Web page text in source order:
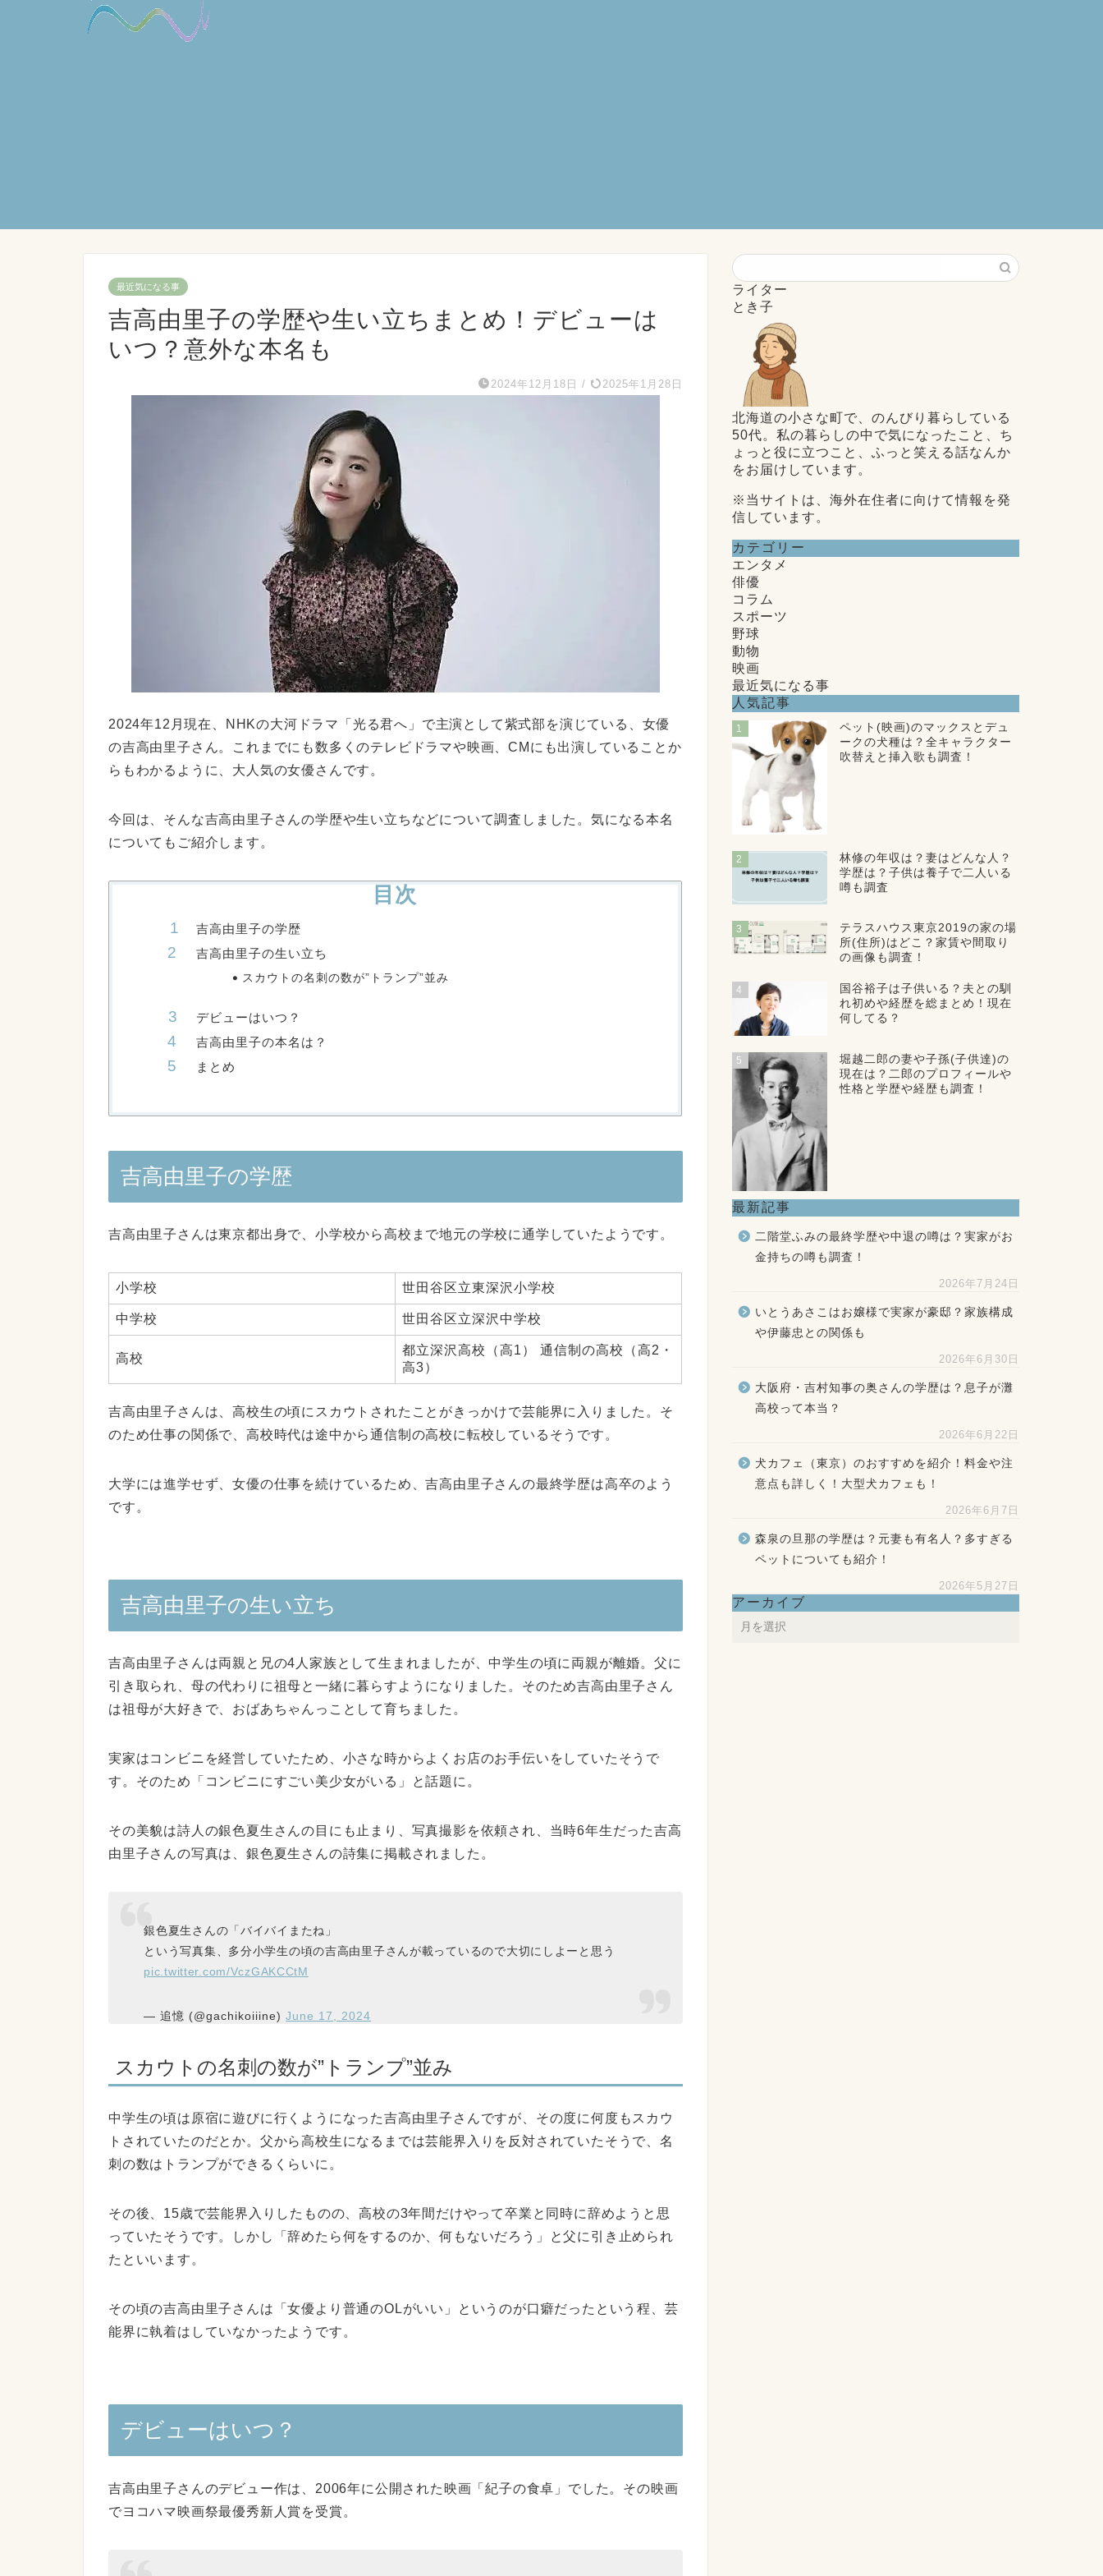
最近気になる事
吉高由里子の学歴や生い立ちまとめ！デビューは
いつ？意外な本名も
2024年12月18日 / 2025年1月28日
2024年12月現在、NHKの大河ドラマ「光る君へ」で主演として紫式部を演じている、女優
の吉高由里子さん。これまでにも数多くのテレビドラマや映画、CMにも出演していることか
らもわかるように、大人気の女優さんです。
今回は、そんな吉高由里子さんの学歴や生い立ちなどについて調査しました。気になる本名
についてもご紹介します。
目次
吉高由里子の学歴
吉高由里子の生い立ち
スカウトの名刺の数が”トランプ”並み
デビューはいつ？
吉高由里子の本名は？
まとめ
吉高由里子の学歴
吉高由里子さんは東京都出身で、小学校から高校まで地元の学校に通学していたようです。
小学校 世田谷区立東深沢小学校
中学校 世田谷区立深沢中学校
高校
都立深沢高校（高1） 通信制の高校（高2・
高3）
吉高由里子さんは、高校生の頃にスカウトされたことがきっかけで芸能界に入りました。そ
のため仕事の関係で、高校時代は途中から通信制の高校に転校しているそうです。
大学には進学せず、女優の仕事を続けているため、吉高由里子さんの最終学歴は高卒のよう
です。
吉高由里子の生い立ち
吉高由里子さんは両親と兄の4人家族として生まれましたが、中学生の頃に両親が離婚。父に
引き取られ、母の代わりに祖母と一緒に暮らすようになりました。そのため吉高由里子さん
は祖母が大好きで、おばあちゃんっことして育ちました。
実家はコンビニを経営していたため、小さな時からよくお店のお手伝いをしていたそうで
す。そのため「コンビニにすごい美少女がいる」と話題に。
その美貌は詩人の銀色夏生さんの目にも止まり、写真撮影を依頼され、当時6年生だった吉高
由里子さんの写真は、銀色夏生さんの詩集に掲載されました。
銀色夏生さんの「バイバイまたね」
という写真集、多分小学生の頃の吉高由里子さんが載っているので大切にしよーと思う
pic.twitter.com/VczGAKCCtM
— 追憶 (@gachikoiiine)June 17, 2024
スカウトの名刺の数が”トランプ”並み
中学生の頃は原宿に遊びに行くようになった吉高由里子さんですが、その度に何度もスカウ
トされていたのだとか。父から高校生になるまでは芸能界入りを反対されていたそうで、名
刺の数はトランプができるくらいに。
その後、15歳で芸能界入りしたものの、高校の3年間だけやって卒業と同時に辞めようと思
っていたそうです。しかし「辞めたら何をするのか、何もないだろう」と父に引き止められ
たといいます。
その頃の吉高由里子さんは「女優より普通のOLがいい」というのが口癖だったという程、芸
能界に執着はしていなかったようです。
デビューはいつ？
吉高由里子さんのデビュー作は、2006年に公開された映画「紀子の食卓」でした。その映画
でヨコハマ映画祭最優秀新人賞を受賞。
ライター
とき子
北海道の小さな町で、のんびり暮らしている
50代。私の暮らしの中で気になったこと、ち
ょっと役に立つこと、ふっと笑える話なんか
をお届けしています。
※当サイトは、海外在住者に向けて情報を発
信しています。
カテゴリー
エンタメ
俳優
コラム
スポーツ
野球
動物
映画
最近気になる事
人気記事
1
ペット(映画)のマックスとデュ
ークの犬種は？全キャラクター
吹替えと挿入歌も調査！
2
林修の年収は？妻はどんな人？
学歴は？子供は養子で二人いる
噂も調査
3
テラスハウス東京2019の家の場
所(住所)はどこ？家賃や間取り
の画像も調査！
4
国谷裕子は子供いる？夫との馴
れ初めや経歴を総まとめ！現在
何してる？
5
堀越二郎の妻や子孫(子供達)の
現在は？二郎のプロフィールや
性格と学歴や経歴も調査！
最新記事
二階堂ふみの最終学歴や中退の噂は？実家がお
金持ちの噂も調査！
2026年7月24日
いとうあさこはお嬢様で実家が豪邸？家族構成
や伊藤忠との関係も
2026年6月30日
大阪府・吉村知事の奥さんの学歴は？息子が灘
高校って本当？
2026年6月22日
犬カフェ（東京）のおすすめを紹介！料金や注
意点も詳しく！大型犬カフェも！
2026年6月7日
森泉の旦那の学歴は？元妻も有名人？多すぎる
ペットについても紹介！
2026年5月27日
アーカイブ